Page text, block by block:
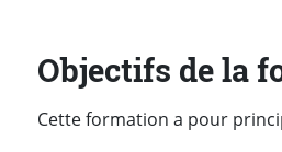
Objectifs de la
Cette formation a pour